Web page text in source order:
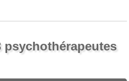
psychothérapeutes